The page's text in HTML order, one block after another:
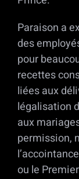
Paraison a
des
pour
recettes
liées aux
légalisation
aux
permission,
ou le